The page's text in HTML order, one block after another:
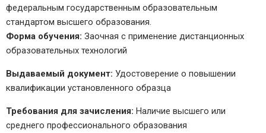
федеральным государственным образовательным
стандартом высшего образования.
Форма обучения: Заочная с применение дистанционных
образовательных технологий
Выдаваемый документ: Удостоверение о повышении
квалификации установленного образца
Требования для зачисления: Наличие высшего или
среднего профессионального образования